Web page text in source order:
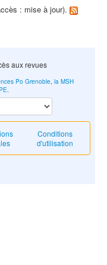
: mise à jour).
aux revues
Conditions
d'utilisation
Po Grenoble, la MSH